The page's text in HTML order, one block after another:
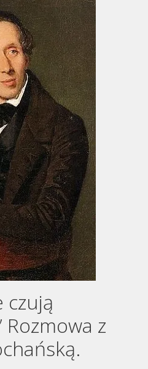
czują
Rozmowa z